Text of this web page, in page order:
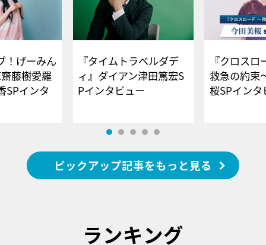
！げーみん
藤樹愛羅
SPインタ
『タイムトラベルダデ
ィ』ダイアン津田篤宏S
Pインタビュー
『クロス
救急の約束
桜SPイ
ピックアップ記事をもっと見る
ランキング